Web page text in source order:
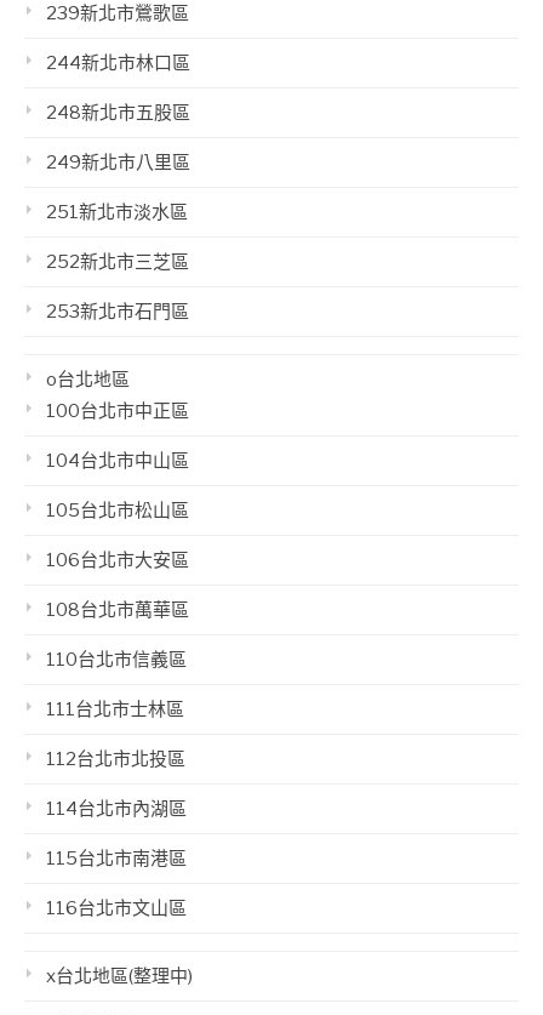
239新北市鶯歌區
244新北市林口區
248新北市五股區
249新北市八里區
251新北市淡水區
252新北市三芝區
253新北市石門區
o台北地區
100台北市中正區
104台北市中山區
105台北市松山區
106台北市大安區
108台北市萬華區
110台北市信義區
111台北市士林區
112台北市北投區
114台北市內湖區
115台北市南港區
116台北市文山區
x台北地區(整理中)